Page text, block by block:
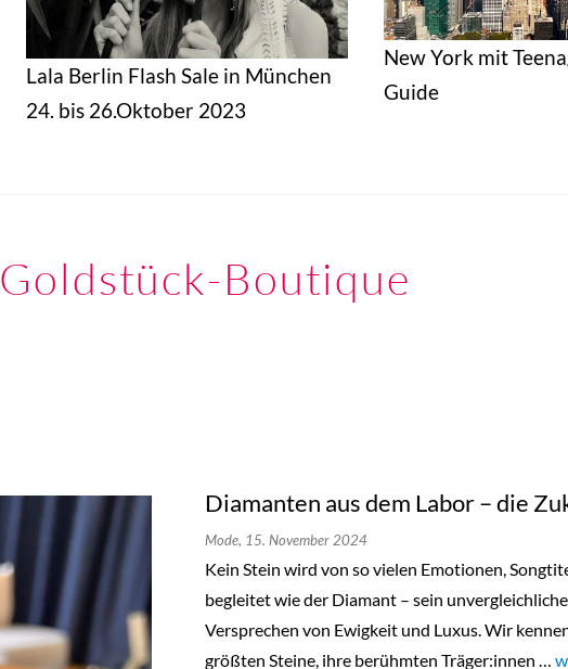
Lala Berlin Flash Sale in München
24. bis 26.Oktober 2023
New York mit
Guide
Goldstück-Boutique
Diamanten aus dem Labor – die
Mode, 15. November 2024
Kein Stein wird von so vielen Emotionen,
begleitet wie der Diamant – sein
Versprechen von Ewigkeit und Luxus. Wir
größten Steine, ihre berühmten Träger:innen …